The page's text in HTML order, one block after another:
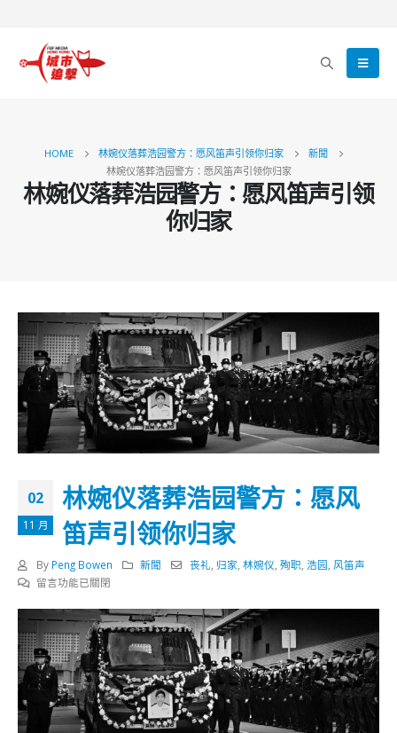
HOME 林婉仪落葬浩园警方：愿风笛声引领你归家
新聞
林婉仪落葬浩园警方：愿风笛声引领你归家
林婉仪落葬浩园警方：愿风笛声引领
你归家
02
11 月
林婉仪落葬浩园警方：愿风
笛声引领你归家
By Peng Bowen 新聞 丧礼, 归家,林婉仪,殉职,浩园,风笛声
在
婉
仪
落
葬
浩
留言功能已關閉